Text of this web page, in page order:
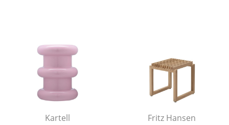
Nachttische & Bettzubehör
... alle Betten
Accessoires
UhrenKartell Fritz Hansen